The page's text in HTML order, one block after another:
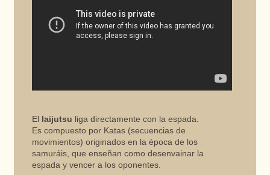
El Iaijutsu liga directamente con la espada.
Es compuesto por Katas (secuencias de
movimientos) originados en la época de los
samuráis, que enseñan como desenvainar la
espada y vencer a los oponentes.